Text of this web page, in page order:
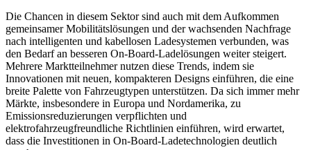
Die Chancen in diesem Sektor sind auch mit dem Aufkommen
gemeinsamer Mobilitätslösungen und der wachsenden Nachfrage
nach intelligenten und kabellosen Ladesystemen verbunden, was
den Bedarf an besseren On-Board-Ladelösungen weiter steigert.
Mehrere Marktteilnehmer nutzen diese Trends, indem sie
Innovationen mit neuen, kompakteren Designs einführen, die eine
breite Palette von Fahrzeugtypen unterstützen. Da sich immer mehr
Märkte, insbesondere in Europa und Nordamerika, zu
Emissionsreduzierungen verpflichten und
elektrofahrzeugfreundliche Richtlinien einführen, wird erwartet,
dass die Investitionen in On-Board-Ladetechnologien deutlich